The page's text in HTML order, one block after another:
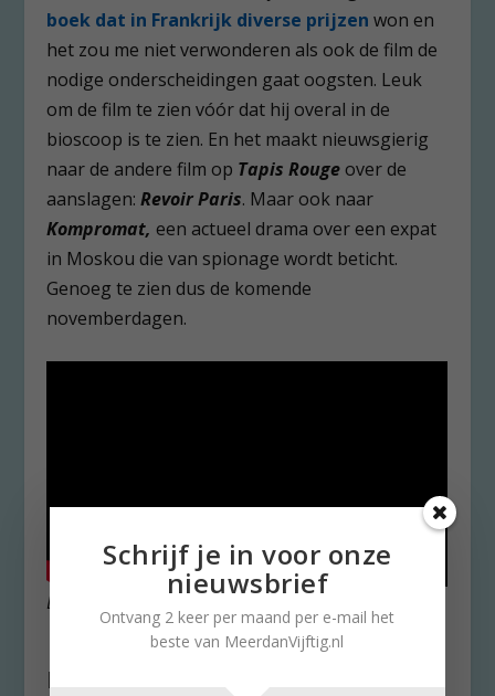
boek dat in Frankrijk diverse prijzen won en
het zou me niet verwonderen als ook de film de
nodige onderscheidingen gaat oogsten. Leuk
om de film te zien vóór dat hij overal in de
bioscoop is te zien. En het maakt nieuwsgierig
naar de andere film op Tapis Rouge over de
aanslagen:Revoir Paris. Maar ook naar
Kompromat, een actueel drama over een expat
in Moskou die van spionage wordt beticht.
Genoeg te zien dus de komende
novemberdagen.
De aankondiging van het filmfestival Tapis Rouge.
Meer mooie Franse films
Schrijf je in voor onze
nieuwsbrief
Ontvang 2 keer per maand per e-mail het
beste van MeerdanVijftig.nl